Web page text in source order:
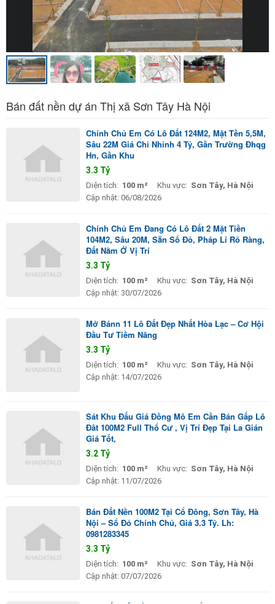
Bán đất nền dự án Thị xã Sơn Tây Hà Nội
Chính Chủ Em Có Lô Đất 124M2, Mặt Tền 5,5M,
Sâu 22M Giá Chỉ Nhỉnh 4 Tỷ, Gần Trường Đhqg
Hn, Gần Khu
3.3 Tỷ
Diện tích: 100 m² Khu vực: Sơn Tây, Hà Nội
Cập nhật: 06/08/2026
Chính Chủ Em Đang Có Lô Đất 2 Mặt Tiền
104M2, Sâu 20M, Sẵn Sổ Đỏ, Pháp Lí Rõ Ràng,
Đất Nằm Ở Vị Trí
3.3 Tỷ
Diện tích: 100 m² Khu vực: Sơn Tây, Hà Nội
Cập nhật: 30/07/2026
Mở Bánn 11 Lô Đất Đẹp Nhất Hòa Lạc – Cơ Hội
Đầu Tư Tiềm Năng
3.3 Tỷ
Diện tích: 100 m² Khu vực: Sơn Tây, Hà Nội
Cập nhật: 14/07/2026
Sát Khu Đấu Giá Đồng Mô Em Cần Bán Gấp Lô
Đât 100M2 Full Thổ Cư , Vị Trí Đẹp Tại La Gián
Giá Tốt,
3.2 Tỷ
Diện tích: 100 m² Khu vực: Sơn Tây, Hà Nội
Cập nhật: 11/07/2026
Bán Đất Nền 100M2 Tại Cổ Đông, Sơn Tây, Hà
Nội – Sổ Đỏ Chính Chủ, Giá 3.3 Tỷ. Lh:
0981283345
3.3 Tỷ
Diện tích: 100 m² Khu vực: Sơn Tây, Hà Nội
Cập nhật: 07/07/2026